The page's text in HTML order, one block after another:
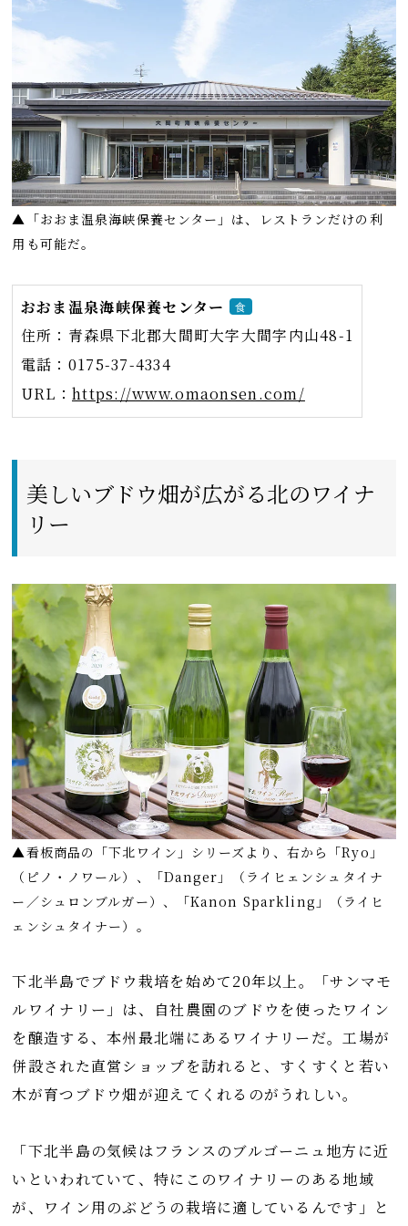
▲「おおま温泉海峡保養センター」は、レストランだけの利
用も可能だ。
おおま温泉海峡保養センター 食
住所：青森県下北郡大間町大字大間字内山48-1
電話：0175-37-4334
URL： https://www.omaonsen.com/
美しいブドウ畑が広がる北のワイナ
リー
▲看板商品の「下北ワイン」シリーズより、右から「Ryo」
（ピノ・ノワール）、「Danger」（ライヒェンシュタイナ
ー／シュロンブルガー）、「Kanon Sparkling」（ライヒ
ェンシュタイナー）。
下北半島でブドウ栽培を始めて20年以上。「サンマモ
ルワイナリー」は、自社農園のブドウを使ったワイン
を醸造する、本州最北端にあるワイナリーだ。工場が
併設された直営ショップを訪れると、すくすくと若い
木が育つブドウ畑が迎えてくれるのがうれしい。
「下北半島の気候はフランスのブルゴーニュ地方に近
いといわれていて、特にこのワイナリーのある地域
が、ワイン用のぶどうの栽培に適しているんです」と